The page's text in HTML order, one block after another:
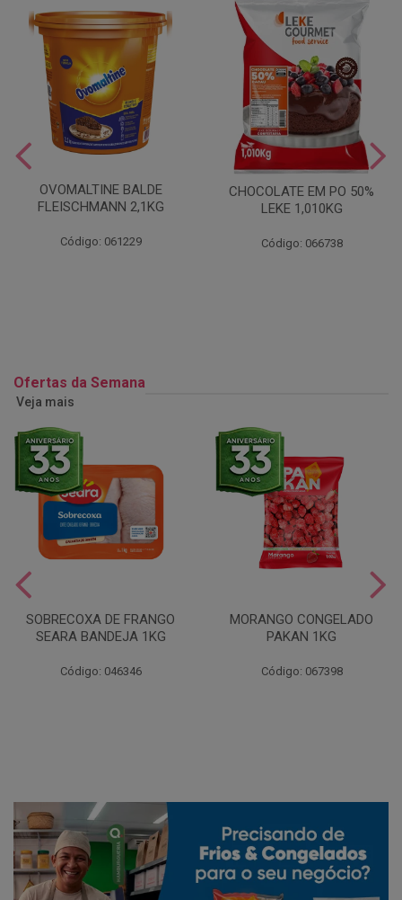
OVOMALTINE BALDE
FLEISCHMANN 2,1KG
Código: 061229
CHOCOLATE EM PO 50%
LEKE 1,010KG
Código: 066738
Ofertas da Semana
Veja mais
SOBRECOXA DE FRANGO
SEARA BANDEJA 1KG
Código: 046346
MORANGO CONGELADO
PAKAN 1KG
Código: 067398